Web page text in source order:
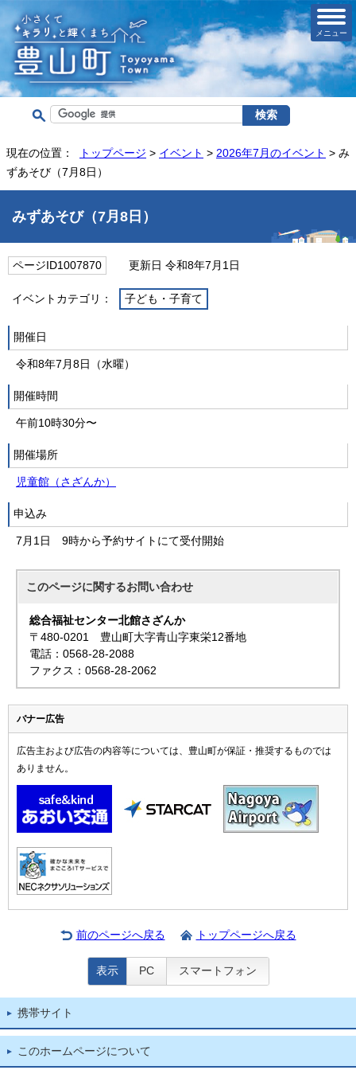
メニュー
現在の位置： トップページ > イベント > 2026年7月のイベント > み
ずあそび（7月8日）
みずあそび（7月8日）
ページID1007870 更新日 令和8年7月1日
イベントカテゴリ： 子ども・子育て
開催日
令和8年7月8日（水曜）
開催時間
午前10時30分〜
開催場所
児童館（さざんか）
申込み
7月1日 9時から予約サイトにて受付開始
このページに関するお問い合わせ
総合福祉センター北館さざんか
〒480-0201 豊山町大字青山字東栄12番地
電話：0568-28-2088
ファクス：0568-28-2062
バナー広告
広告主および広告の内容等については、豊山町が保証・推奨するものでは
ありません。
前のページへ戻る トップページへ戻る
表示 PC スマートフォン
携帯サイト
このホームページについて